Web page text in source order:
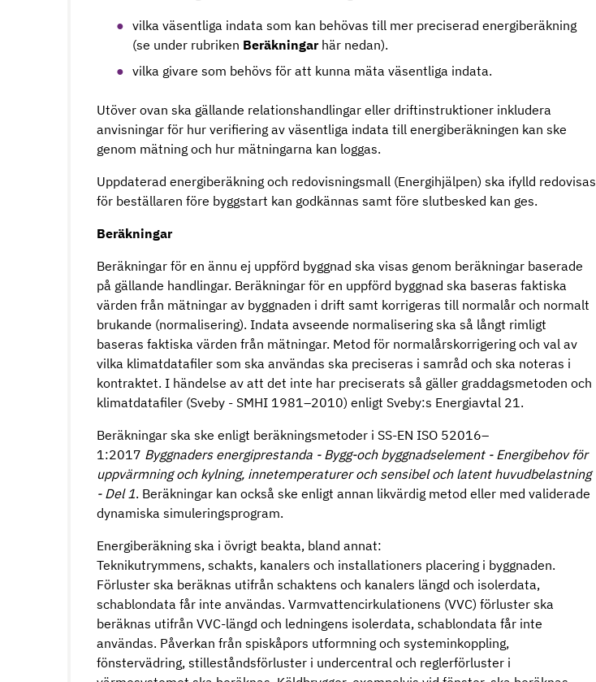
vilka väsentliga indata som kan behövas till mer preciserad energiberäkning
(se under rubriken Beräkningarhär nedan).
vilka givare som behövs för att kunna mäta väsentliga indata.
Utöver ovan ska gällande relationshandlingar eller driftinstruktioner inkludera
anvisningar för hur verifiering av väsentliga indata till energiberäkningen kan ske
genom mätning och hur mätningarna kan loggas.
Uppdaterad energiberäkning och redovisningsmall (Energihjälpen) ska ifylld redovisas
för beställaren före byggstart kan godkännas samt före slutbesked kan ges.
Beräkningar
Beräkningar för en ännu ej uppförd byggnad ska visas genom beräkningar baserade
på gällande handlingar. Beräkningar för en uppförd byggnad ska baseras faktiska
värden från mätningar av byggnaden i drift samt korrigeras till normalår och normalt
brukande (normalisering). Indata avseende normalisering ska så långt rimligt
baseras faktiska värden från mätningar. Metod för normalårskorrigering och val av
vilka klimatdatafiler som ska användas ska preciseras i samråd och ska noteras i
kontraktet. I händelse av att det inte har preciserats så gäller graddagsmetoden och
klimatdatafiler (Sveby - SMHI 1981–2010) enligt Sveby:s Energiavtal 21.
Beräkningar ska ske enligt beräkningsmetoder i SS-EN ISO 52016–
1:2017 Byggnaders energiprestanda - Bygg-och byggnadselement - Energibehov för
uppvärmning och kylning, innetemperaturer och sensibel och latent huvudbelastning
- Del 1. Beräkningar kan också ske enligt annan likvärdig metod eller med validerade
dynamiska simuleringsprogram.
Energiberäkning ska i övrigt beakta, bland annat:
Teknikutrymmens, schakts, kanalers och installationers placering i byggnaden.
Förluster ska beräknas utifrån schaktens och kanalers längd och isolerdata,
schablondata får inte användas. Varmvattencirkulationens (VVC) förluster ska
beräknas utifrån VVC-längd och ledningens isolerdata, schablondata får inte
användas. Påverkan från spiskåpors utformning och systeminkoppling,
fönstervädring, stilleståndsförluster i undercentral och reglerförluster i